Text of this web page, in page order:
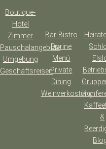
Boutique-
Hotel
Zimmer
Pauschalangebote
Umgebung
Geschäftsreisen
Bar-Bistro
Dorine
Menü
Private
Dining
Weinverkostung
&